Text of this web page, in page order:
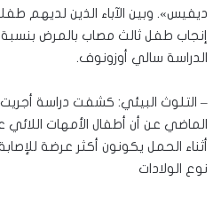
ديفيس». وبين الآباء الذين لديهم
الدراسة سالي أوزونوف.
– التلوث البيئي: كشفت دراسة
الماضي عن أن أطفال الأمهات
أثناء الحمل يكونون أكثر عرضة
نوع الولادات